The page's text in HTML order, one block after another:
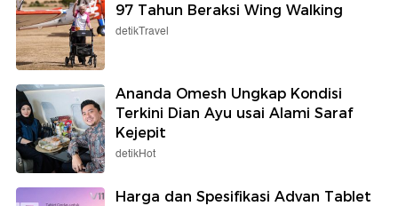
97 Tahun Beraksi Wing Walking
detikTravel
Ananda Omesh Ungkap Kondisi
Terkini Dian Ayu usai Alami Saraf
Kejepit
detikHot
Harga dan Spesifikasi Advan Tablet